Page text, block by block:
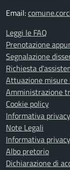
Email:
Leggi le FAQ
Prenotazione
Segnalazione
Richiesta
Attuazione misure
Amministrazione
Cookie policy
Informativa privacy
Note Legali
Informativa
Albo pretorio
Dichiarazione di